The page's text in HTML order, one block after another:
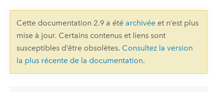
Cette documentation 2.9 a été archivéeet n’est plus
mise à jour. Certains contenus et liens sont
susceptibles d’être obsolètes. Consultez la version
la plus récente de la documentation.